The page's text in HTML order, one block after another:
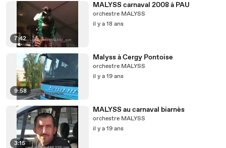
7:42
MALYSS carnaval 2008 à PAU
orchestre MALYSS
il y a 18 ans
9:58
Malyss à Cergy Pontoise
orchestre MALYSS
il y a 19 ans
3:15
MALYSS au carnaval biarnès
orchestre MALYSS
il y a 19 ans